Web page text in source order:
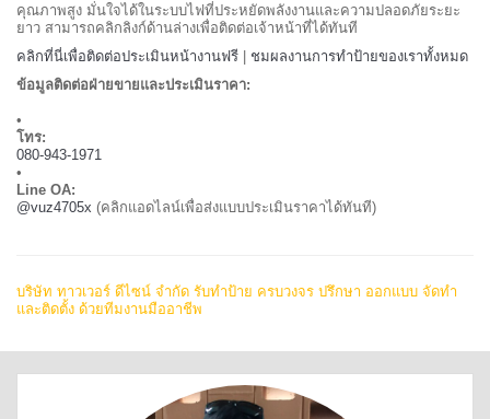
คุณภาพสูง มั่นใจได้ในระบบไฟที่ประหยัดพลังงานและความปลอดภัยระยะ
ยาว สามารถคลิกลิงก์ด้านล่างเพื่อติดต่อเจ้าหน้าที่ได้ทันที
คลิกที่นี่เพื่อติดต่อประเมินหน้างานฟรี
ชมผลงานการทำป้ายของเราทั้งหมด
ข้อมูลติดต่อฝ่ายขายและประเมินราคา:
•
โทร:
080-943-1971
•
Line OA:
@vuz4705x (คลิกแอดไลน์เพื่อส่งแบบประเมินราคาได้ทันที)
บริษัท ทาวเวอร์ ดีไซน์ จำกัด รับทำป้าย ครบวงจร ปรึกษา ออกแบบ จัดทำ
และติดตั้ง ด้วยทีมงานมืออาชีพ